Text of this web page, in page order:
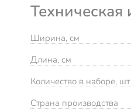
Ширина, см
Длина, см
Количество в наборе, шт
Страна производства